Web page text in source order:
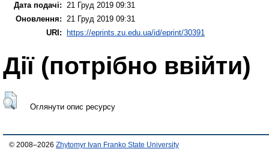
Дата подачі: 21 Груд 2019 09:31
Оновлення: 21 Груд 2019 09:31
URI:
https://eprints.zu.edu.ua/id/eprint/30391
Дії ​​(потрібно ввійти)
Оглянути опис ресурсу
© 2008–2026 Zhytomyr Ivan Franko State University